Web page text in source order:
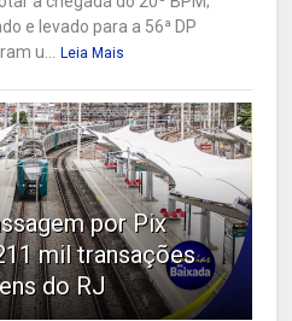
e levado para a 56ª DP
u... Leia Mais
por Pix
mil transações
do RJ